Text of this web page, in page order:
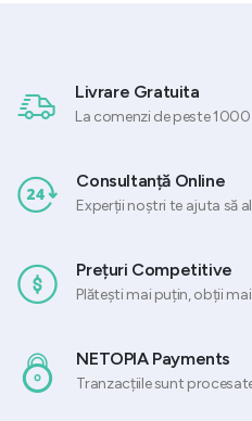
Livrare Gratuita
La comenzi de peste 1000
Consultanță Online
Experții noștri te ajuta să
Prețuri Competitive
Plătești mai puțin, obții
NETOPIA Payments
Tranzacțiile sunt